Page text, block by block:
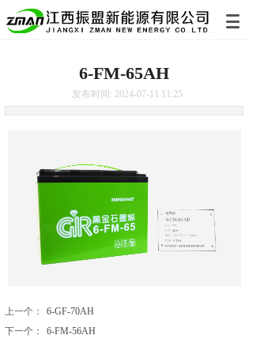
6-FM-65AH
发布时间: 2024-07-11 11:25
上一个：
6-GF-70AH
下一个：
6-FM-56AH